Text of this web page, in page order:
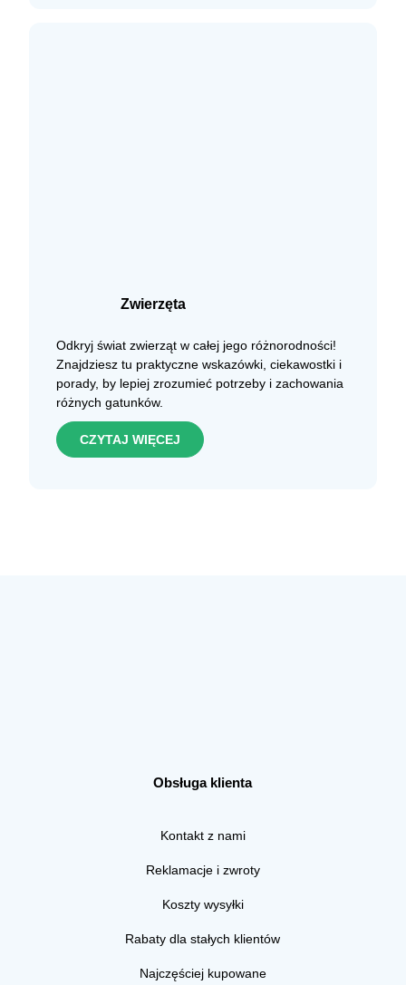
Zwierzęta
Odkryj świat zwierząt w całej jego różnorodności!
Znajdziesz tu praktyczne wskazówki, ciekawostki i
porady, by lepiej zrozumieć potrzeby i zachowania
różnych gatunków.
CZYTAJ WIĘCEJ
Obsługa klienta
Kontakt z nami
Reklamacje i zwroty
Koszty wysyłki
Rabaty dla stałych klientów
Najczęściej kupowane